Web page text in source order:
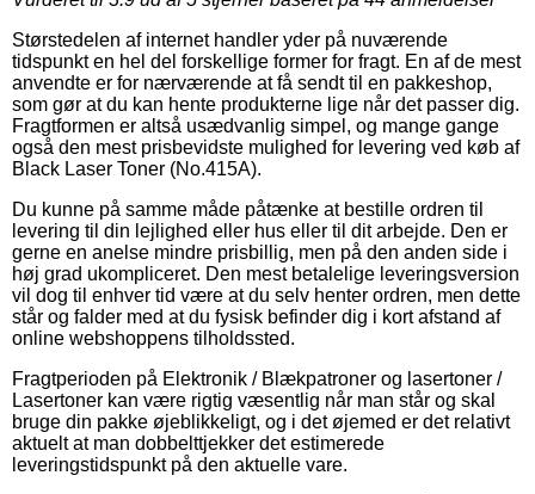
Størstedelen af internet handler yder på nuværende
tidspunkt en hel del forskellige former for fragt. En af de mest
anvendte er for nærværende at få sendt til en pakkeshop,
som gør at du kan hente produkterne lige når det passer dig.
Fragtformen er altså usædvanlig simpel, og mange gange
også den mest prisbevidste mulighed for levering ved køb af
Black Laser Toner (No.415A).
Du kunne på samme måde påtænke at bestille ordren til
levering til din lejlighed eller hus eller til dit arbejde. Den er
gerne en anelse mindre prisbillig, men på den anden side i
høj grad ukompliceret. Den mest betalelige leveringsversion
vil dog til enhver tid være at du selv henter ordren, men dette
står og falder med at du fysisk befinder dig i kort afstand af
online webshoppens tilholdssted.
Fragtperioden på Elektronik / Blækpatroner og lasertoner /
Lasertoner kan være rigtig væsentlig når man står og skal
bruge din pakke øjeblikkeligt, og i det øjemed er det relativt
aktuelt at man dobbelttjekker det estimerede
leveringstidspunkt på den aktuelle vare.